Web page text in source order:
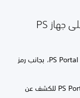
كيفية العثور على الرقم التسلسلي على جهاز PS
يمكن العثور على الرقم التسلسلي على ظهر جهاز PS Portal، بجانب رمز
يمكنك أيضًا مسح رمز QR ضوئيًا على جهاز PS Portal للكشف عن